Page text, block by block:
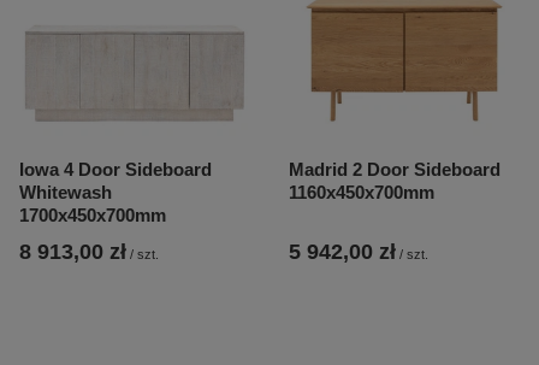
Iowa 4 Door Sideboard
Whitewash
1700x450x700mm
8 913,00 zł / szt.
Madrid 2 Door Sideboard
1160x450x700mm
5 942,00 zł / szt.